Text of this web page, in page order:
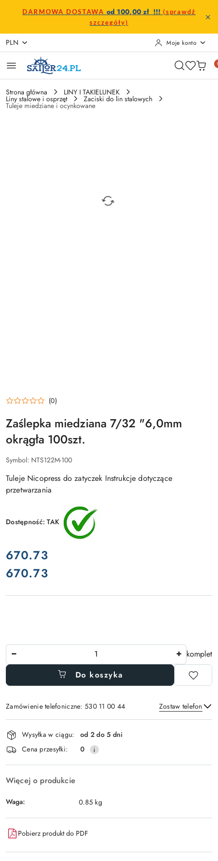
Przejdź do treści głównej
Przejdź do wyszukiwarki
Przejdź do moje konto
Przejdź do menu głównego
Przejdź do opisu produktu
Przejdź do stopki
DARMOWA DOSTAWA od 100,00 zł !!! (sprawdź
szczegóły)
PLN Moje konto
Strona główna LINY I TAKIELUNEK
Liny stalowe i osprzęt Zaciski do lin stalowych
Tuleje miedziane i ocynkowane
(0)
Zaślepka miedziana 7/32 "6,0mm
okrągła 100szt.
Symbol: NTS122M-100
Tuleje Nicopress do zatyczek Instrukcje dotyczące
przetwarzania
Dostępność:TAK
cena:
670.73
Cena:
670.73
Ilość
komplet
Do koszyka
Zamówienie telefoniczne: 530 11 00 44 Zostaw telefon
Wyślij
Dostępność
i
dostawa
Wysyłka w ciągu:
od 2 do 5 dni
Cena przesyłki:
0
Więcej o produkcie
Waga: 0.85 kg
Pobierz produkt do PDF